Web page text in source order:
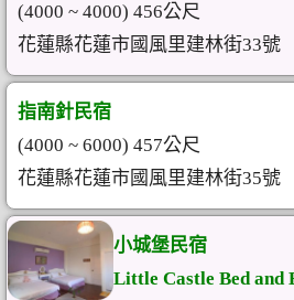
(4000 ~ 4000) 456公尺
花蓮縣花蓮市國風里建林街33號
指南針民宿
(4000 ~ 6000) 457公尺
花蓮縣花蓮市國風里建林街35號
小城堡民宿
Little Castle Bed and